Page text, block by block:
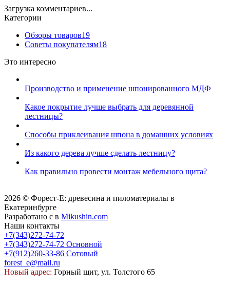
Загрузка комментариев...
Категории
Обзоры товаров19
Советы покупателям18
Это интересно
Производство и применение шпонированного МДФ
Какое покрытие лучше выбрать для деревянной
лестницы?
Способы приклеивания шпона в домашних условиях
Из какого дерева лучше сделать лестницу?
Как правильно провести монтаж мебельного щита?
2026 © Форест-Е: древесина и пиломатериалы в
Екатеринбурге
Разработано с в Mikushin.com
Наши контакты
+7(343)272-74-72
+7(343)272-74-72 Основной
+7(912)260-33-86 Сотовый
forest_e@mail.ru
Новый адрес: Горный щит, ул. Толстого 65